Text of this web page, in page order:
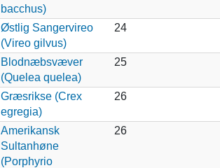
bacchus)
Østlig Sangervireo
(Vireo gilvus)
24
Blodnæbsvæver
(Quelea quelea)
25
Græsrikse (Crex
egregia)
26
Amerikansk
Sultanhøne
(Porphyrio
26